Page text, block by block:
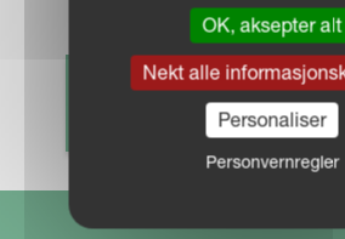
FINN DIN
OK, aksepter alt
Nekt alle
Personaliser
Personvernregler